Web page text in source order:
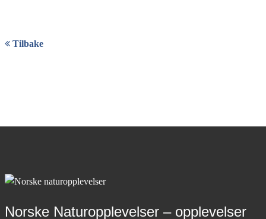
Tilbake
Norske Naturopplevelser – opplevelser